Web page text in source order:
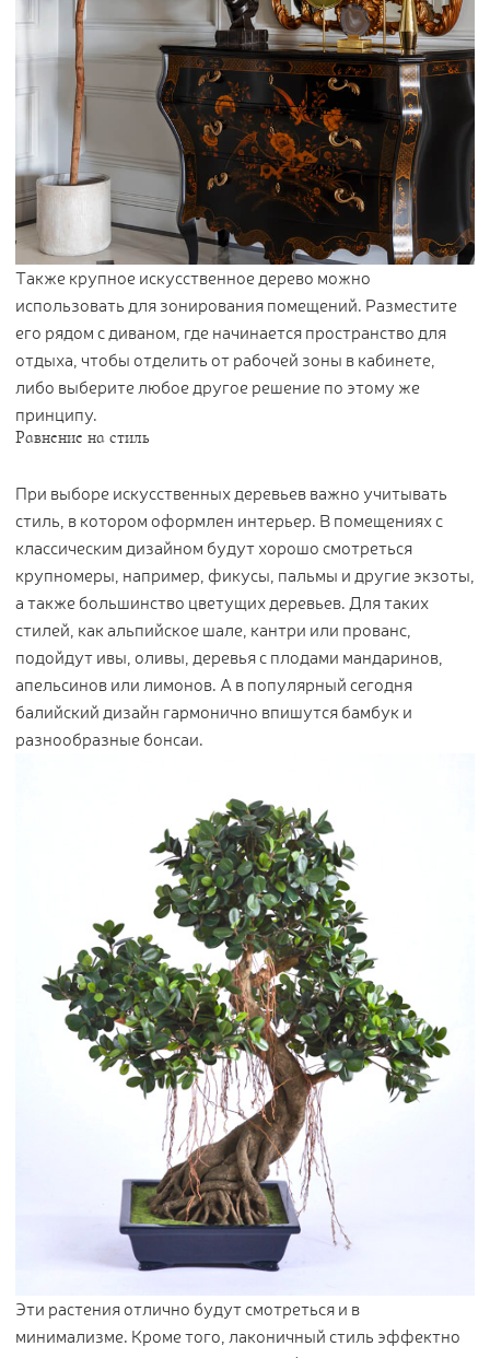
Также крупное искусственное дерево можно
использовать для зонирования помещений. Разместите
его рядом с диваном, где начинается пространство для
отдыха, чтобы отделить от рабочей зоны в кабинете,
либо выберите любое другое решение по этому же
принципу.
Равнение на стиль
При выборе искусственных деревьев важно учитывать
стиль, в котором оформлен интерьер. В помещениях с
классическим дизайном будут хорошо смотреться
крупномеры, например, фикусы, пальмы и другие экзоты,
а также большинство цветущих деревьев. Для таких
стилей, как альпийское шале, кантри или прованс,
подойдут ивы, оливы, деревья с плодами мандаринов,
апельсинов или лимонов. А в популярный сегодня
балийский дизайн гармонично впишутся бамбук и
разнообразные бонсаи.
Эти растения отлично будут смотреться и в
минимализме. Кроме того, лаконичный стиль эффектно